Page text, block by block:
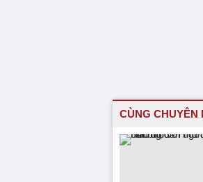
CÙNG CHUYÊN